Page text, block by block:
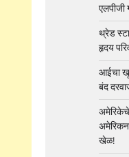
एलपीजी
थ्रेड
हृदय
आईचा
बंद
अमेरिकेचे
अमेरिकन
खेळ!